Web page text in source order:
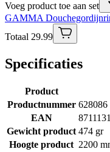
Voeg product toe aan set
GAMMA
Totaal 29.99
Specificaties
Product
Productnummer 628086
EAN
Gewicht product 474 gr
Hoogte product 2200